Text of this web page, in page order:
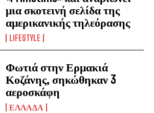
μια σκοτεινή σελίδα της
αμερικανικής τηλεόρασης
LIFESTYLE
Φωτιά στην Ερμακιά
Κοζάνης, σηκώθηκαν 3
αεροσκάφη
ΕΛΛΑΔΑ